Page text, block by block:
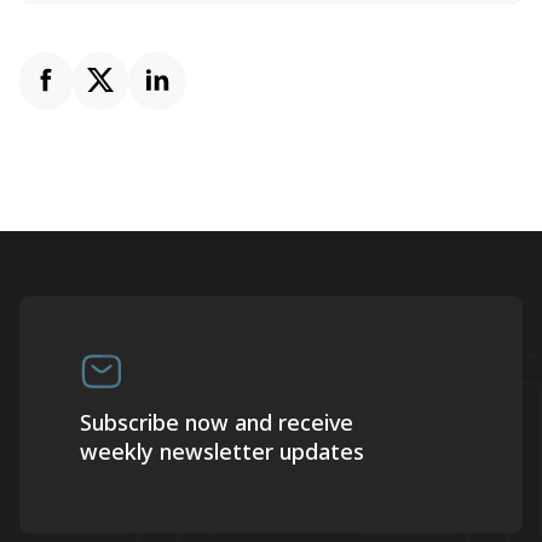
Subscribe now and receive
weekly newsletter updates